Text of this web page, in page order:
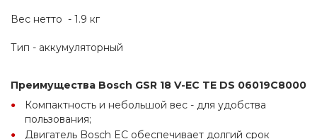
Вес нетто  - 1.9 кг
Тип - аккумуляторный
Преимущества Bosch GSR 18 V-EC TE DS 06019C8000
Компактность и небольшой вес - для удобства
пользования;
Двигатель Bosch EC обеспечивает долгий срок